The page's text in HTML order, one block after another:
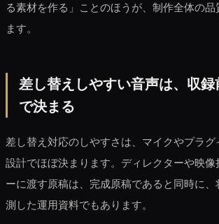
る素材を作る」ことのほうが、制作全体の品
ます。
差し替えしやすい音声は、収録
で決まる
差し替え対応のしやすさは、マイクやプラグ
設計でほぼ決まります。ディレクターや映像
ーに渡す原稿は、完成原稿であると同時に
測した運用資料でもあります。